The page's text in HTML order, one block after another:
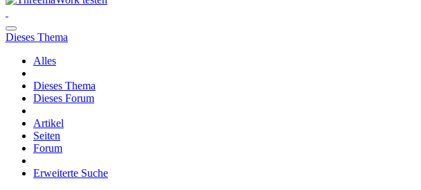
Dieses Thema
Alles
Dieses Thema
Dieses Forum
Artikel
Seiten
Forum
Erweiterte Suche